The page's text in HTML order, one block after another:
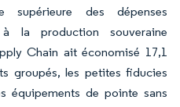
supérieure des dépenses
à la production souveraine
Chain ait économisé 17,1
groupés, les petites fiducies
équipements de pointe sans